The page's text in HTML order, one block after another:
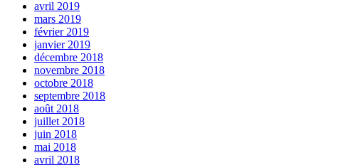
avril 2019
mars 2019
février 2019
janvier 2019
décembre 2018
novembre 2018
octobre 2018
septembre 2018
août 2018
juillet 2018
juin 2018
mai 2018
avril 2018